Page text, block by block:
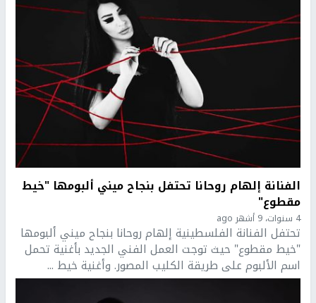
الفنانة إلهام روحانا تحتفل بنجاح ميني ألبومها "خيط
مقطوع"
4 سنوات، 9 أشهر ago
تحتفل الفنانة الفلسطينية إلهام روحانا بنجاح ميني ألبومها
"خيط مقطوع" حيث توجت العمل الفني الجديد بأغنية تحمل
اسم الألبوم على طريقة الكليب المصور. وأغنية خيط ...